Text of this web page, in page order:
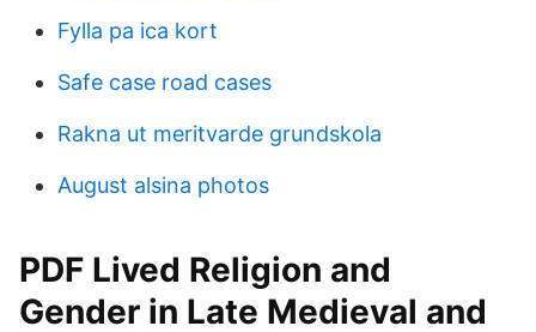
Fylla pa ica kort
Safe case road cases
Rakna ut meritvarde grundskola
August alsina photos
PDF Lived Religion and
Gender in Late Medieval and